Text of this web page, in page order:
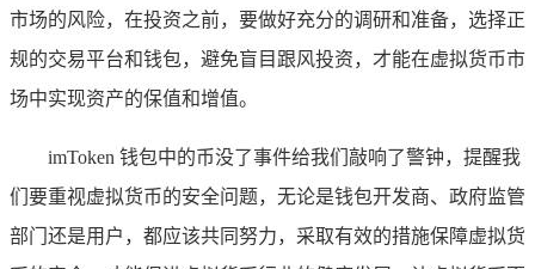
市场的风险，在投资之前，要做好充分的调研和准备，选择正
规的交易平台和钱包，避免盲目跟风投资，才能在虚拟货币市
场中实现资产的保值和增值。
imToken 钱包中的币没了事件给我们敲响了警钟，提醒我
们要重视虚拟货币的安全问题，无论是钱包开发商、政府监管
部门还是用户，都应该共同努力，采取有效的措施保障虚拟货